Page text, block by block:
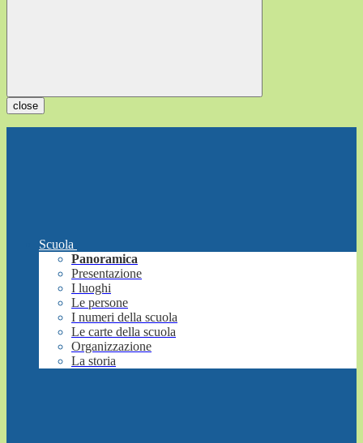
close
Scuola
Panoramica
Presentazione
I luoghi
Le persone
I numeri della scuola
Le carte della scuola
Organizzazione
La storia